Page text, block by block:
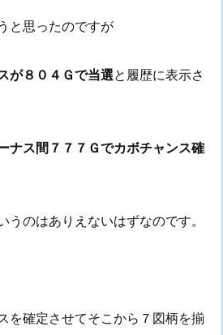
と思ったのですが
が８０４Ｇで当選と履歴に表示さ
ナス間７７７Ｇでカボチャンス確
うのはありえないはずなのです。
を確定させてそこから７図柄を揃